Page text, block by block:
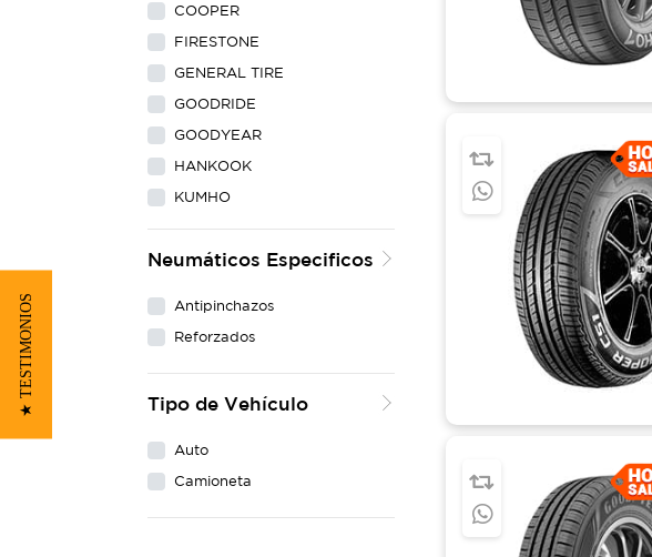
COOPER
FIRESTONE
GENERAL TIRE
GOODRIDE
GOODYEAR
HANKOOK
KUMHO
LING LONG
MAXXIS
YOKOHAMA
Neumáticos Especificos
Antipinchazos
Reforzados
Tipo de Vehículo
Auto
Camioneta
★ TESTIMONIOS